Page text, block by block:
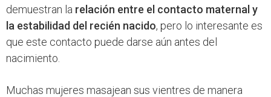
demuestran la relación entre el contacto maternal y
la estabilidad del recién nacido, pero lo interesante es
que este contacto puede darse aún antes del
nacimiento.
Muchas mujeres masajean sus vientres de manera